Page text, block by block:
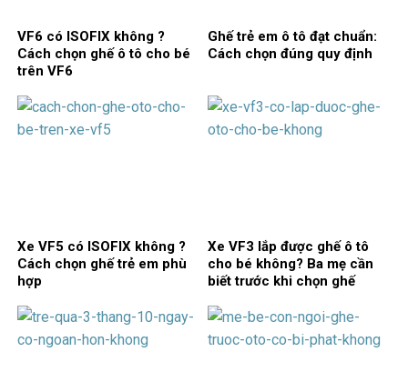
VF6 có ISOFIX không ?
Cách chọn ghế ô tô cho bé
trên VF6
Ghế trẻ em ô tô đạt chuẩn:
Cách chọn đúng quy định
Xe VF5 có ISOFIX không ?
Cách chọn ghế trẻ em phù
hợp
Xe VF3 lắp được ghế ô tô
cho bé không? Ba mẹ cần
biết trước khi chọn ghế